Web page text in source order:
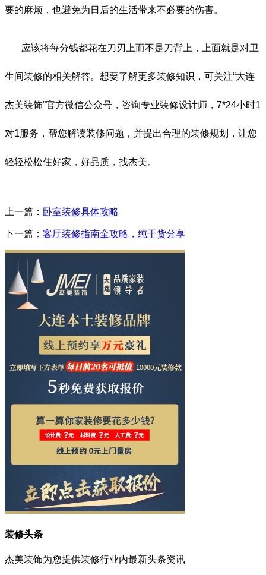
要的麻烦，也避免为日后的生活带来不必要的伤害。
应该将每分钱都花在刀刃上而不是刀背上，上面就是对卫
生间装修的相关解答。想要了解更多装修知识，可关注“大连
杰美装饰”官方微信公众号，咨询专业装修设计师， 7*24小时1
对1服务，帮您解读装修问题，并提出合理的装修规划，让您
轻轻松松住好家，好品质，找杰美。
上一篇： 卧室装修具体攻略
下一篇： 客厅装修指南全攻略，纯干货分享
装修头条
杰美装饰为您提供装修行业内最新头条资讯